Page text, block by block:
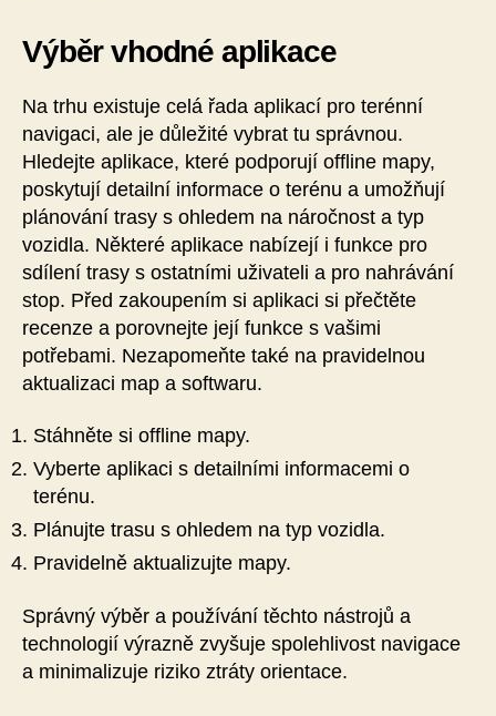
Výběr vhodné aplikace
Na trhu existuje celá řada aplikací pro terénní
navigaci, ale je důležité vybrat tu správnou.
Hledejte aplikace, které podporují offline mapy,
poskytují detailní informace o terénu a umožňují
plánování trasy s ohledem na náročnost a typ
vozidla. Některé aplikace nabízejí i funkce pro
sdílení trasy s ostatními uživateli a pro nahrávání
stop. Před zakoupením si aplikaci si přečtěte
recenze a porovnejte její funkce s vašimi
potřebami. Nezapomeňte také na pravidelnou
aktualizaci map a softwaru.
Stáhněte si offline mapy.
Vyberte aplikaci s detailními informacemi o
terénu.
Plánujte trasu s ohledem na typ vozidla.
Pravidelně aktualizujte mapy.
Správný výběr a používání těchto nástrojů a
technologií výrazně zvyšuje spolehlivost navigace
a minimalizuje riziko ztráty orientace.